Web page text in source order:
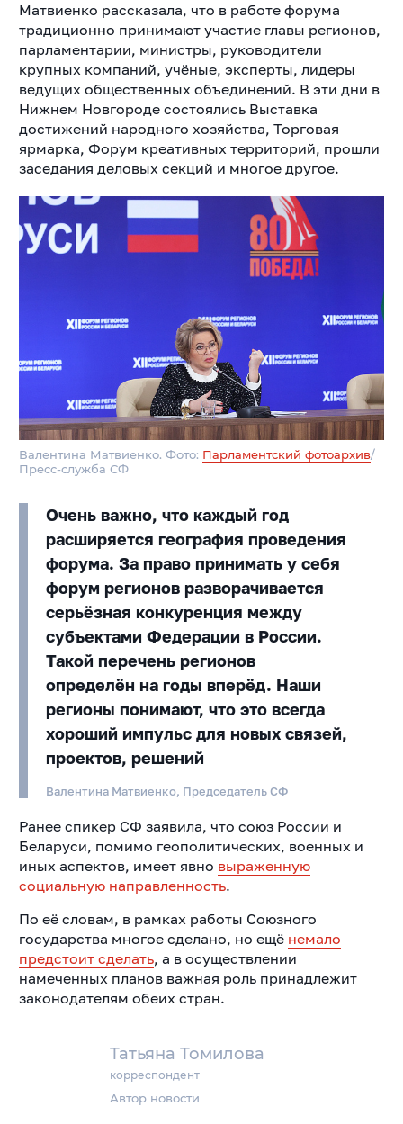
Татьяна Томилова
корреспондент
Автор новости
Матвиенко рассказала, что в работе форума
традиционно принимают участие главы регионов,
парламентарии, министры, руководители
крупных компаний, учёные, эксперты, лидеры
ведущих общественных объединений. В эти дни в
Нижнем Новгороде состоялись Выставка
достижений народного хозяйства, Торговая
ярмарка, Форум креативных территорий, прошли
заседания деловых секций и многое другое.
Валентина Матвиенко. Фото: Парламентский фотоархив/
Пресс-служба СФ
Очень важно, что каждый год
расширяется география проведения
форума. За право принимать у себя
форум регионов разворачивается
серьёзная конкуренция между
субъектами Федерации в России.
Такой перечень регионов
определён на годы вперёд. Наши
регионы понимают, что это всегда
хороший импульс для новых связей,
проектов, решений
Валентина Матвиенко, Председатель СФ
Ранее спикер СФ заявила, что союз России и
Беларуси, помимо геополитических, военных и
иных аспектов, имеет явно выраженную
социальную направленность.
По её словам, в рамках работы Союзного
государства многое сделано, но ещё немало
предстоит сделать, а в осуществлении
намеченных планов важная роль принадлежит
законодателям обеих стран.